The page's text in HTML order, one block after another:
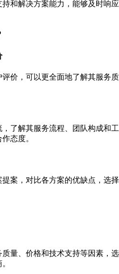
和解决方案能力，能够及时响应
价，可以更全面地了解其服务质
了解其服务流程、团队构成和工
态度。
案，对比各方案的优缺点，选择
量、价格和技术支持等因素，选